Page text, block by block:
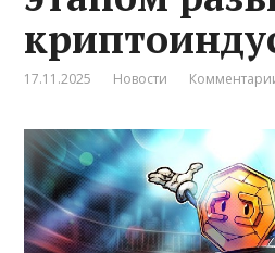
17.11.2025 Новости